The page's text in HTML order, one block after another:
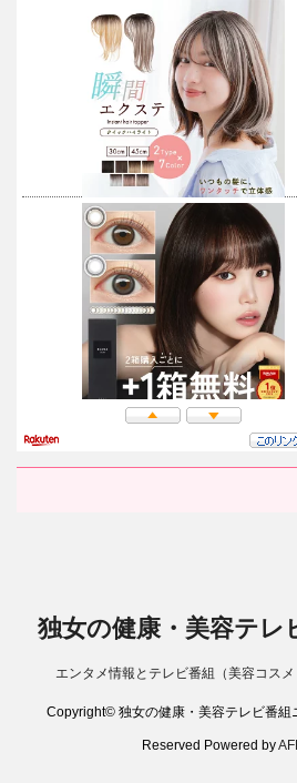
独女の健康・美容テレ
エンタメ情報とテレビ番組（美容コス
Copyright© 独女の健康・美容テレビ番
Reserved Powered by